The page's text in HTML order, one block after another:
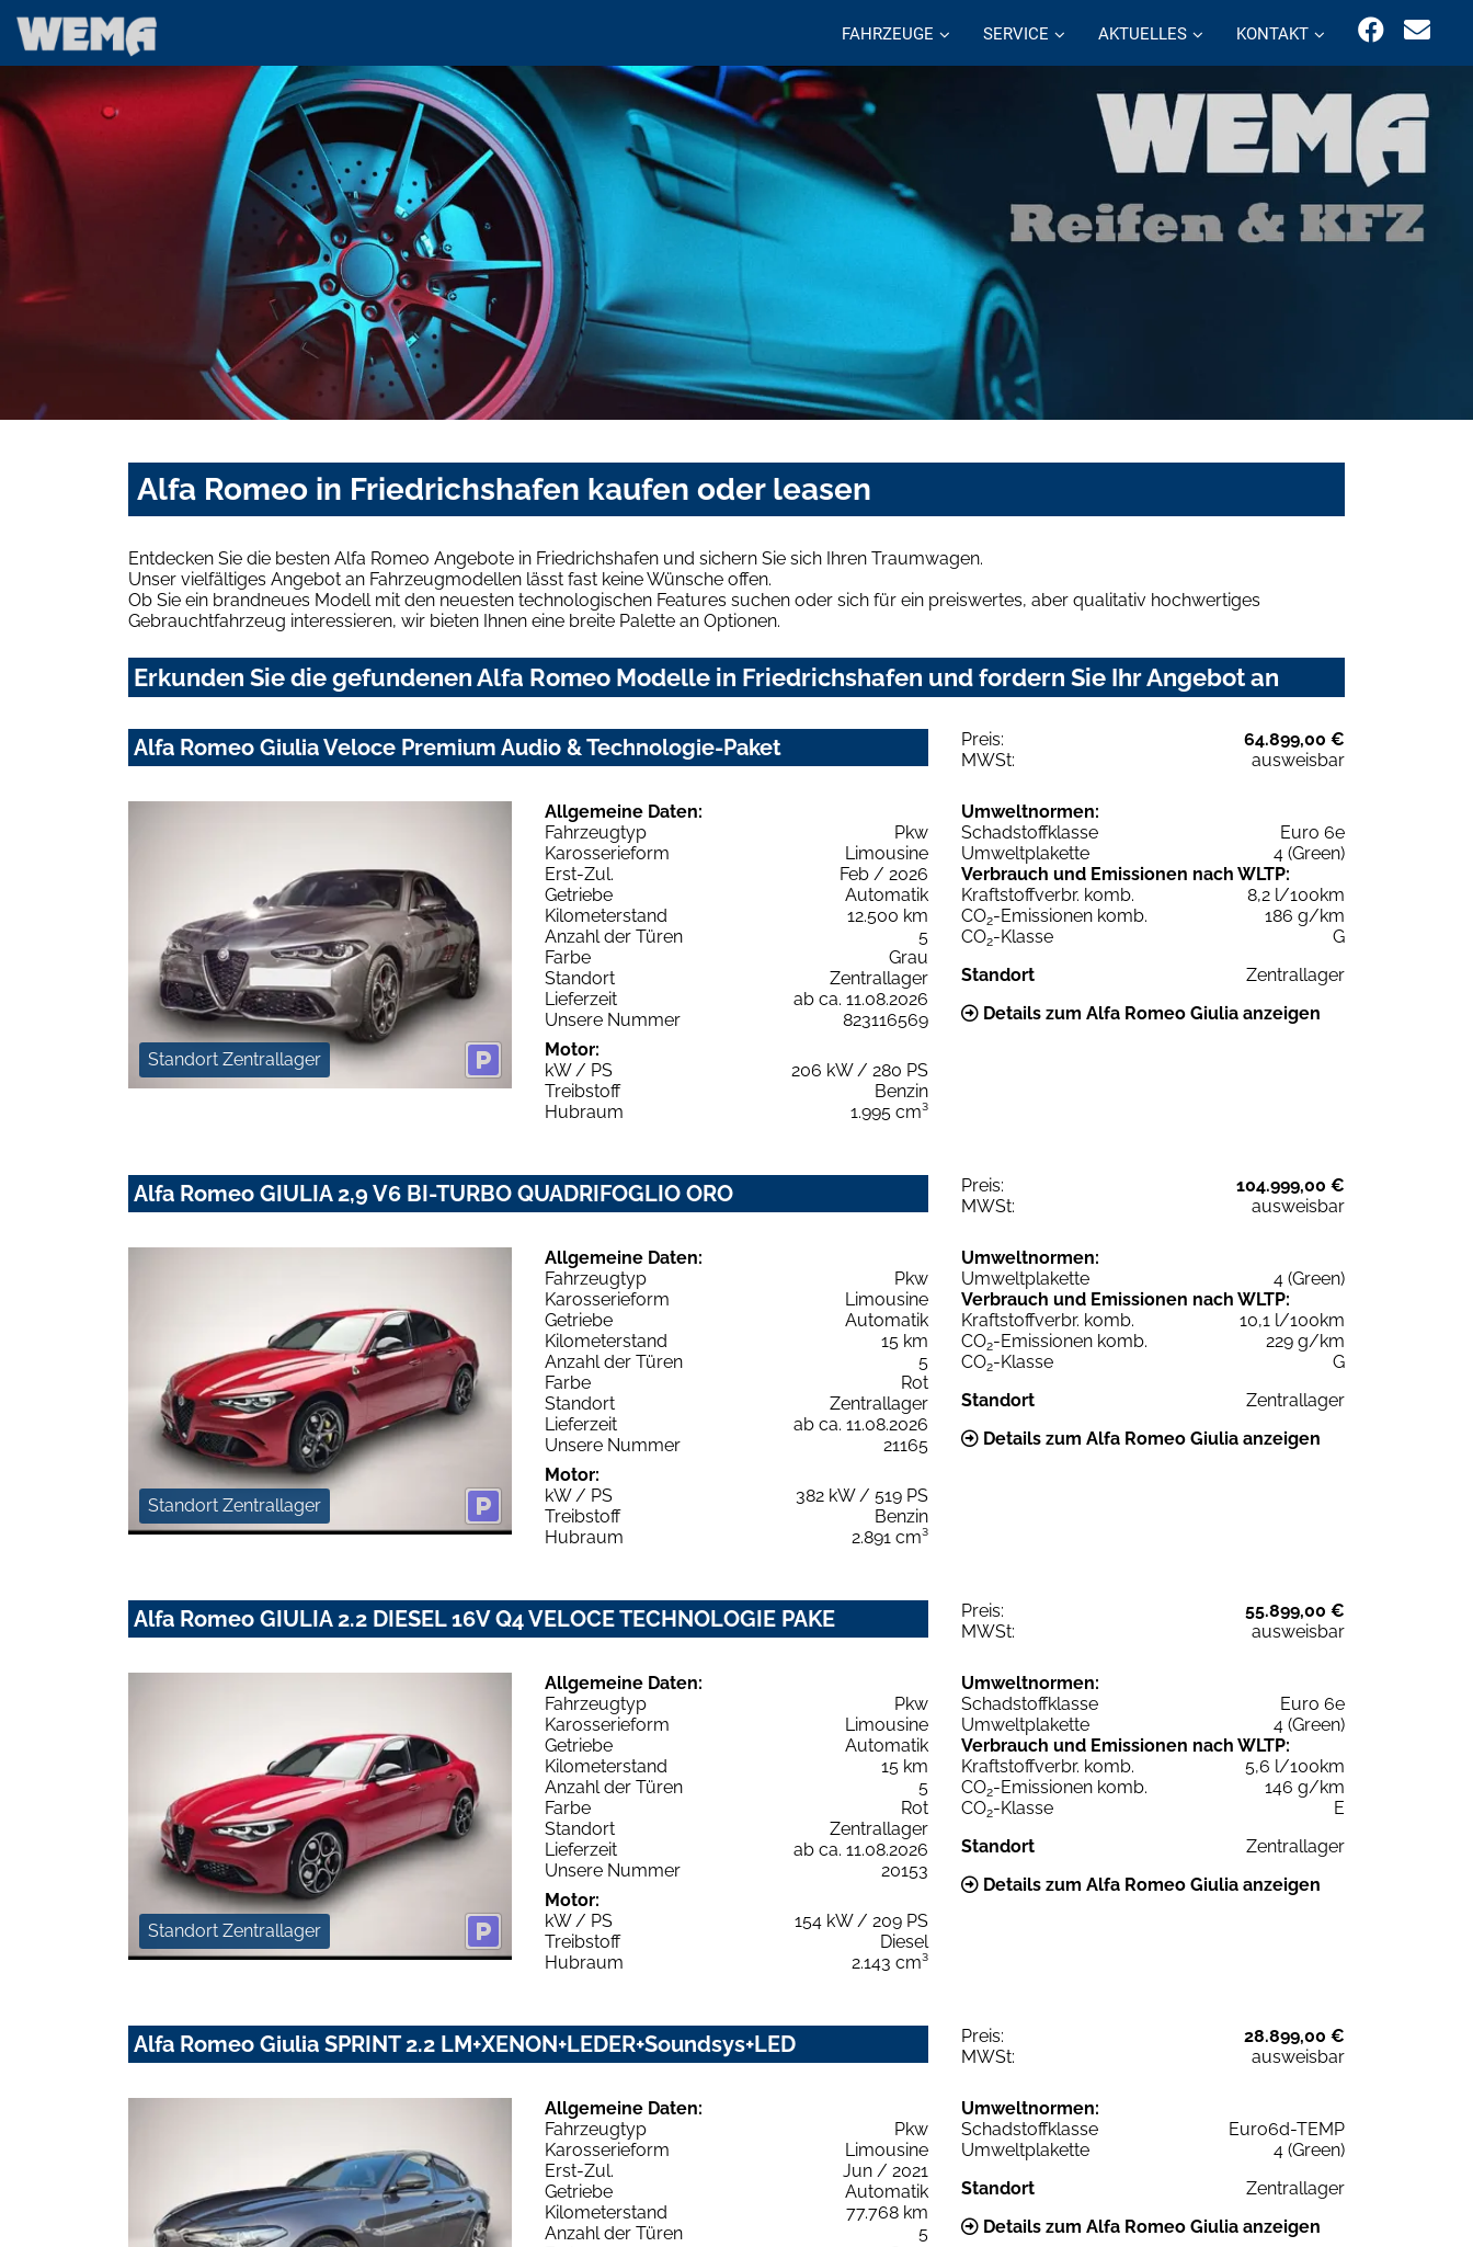
FAHRZEUGE SERVICE AKTUELLES KONTAKT
Alfa Romeo in Friedrichshafen kaufen oder leasen
Entdecken Sie die besten Alfa Romeo Angebote in Friedrichshafen und sichern Sie sich Ihren Traumwagen.
Unser vielfältiges Angebot an Fahrzeugmodellen lässt fast keine Wünsche offen.
Ob Sie ein brandneues Modell mit den neuesten technologischen Features suchen oder sich für ein preiswertes, aber qualitativ hochwertiges
Gebrauchtfahrzeug interessieren, wir bieten Ihnen eine breite Palette an Optionen.
Erkunden Sie die gefundenen Alfa Romeo Modelle in Friedrichshafen und fordern Sie Ihr Angebot an
Alfa Romeo Giulia Veloce Premium Audio & Technologie-Paket Preis:
64.899,00 €
MWSt:
ausweisbar
Standort Zentrallager
Allgemeine Daten:
Fahrzeugtyp
Pkw
Karosserieform
Limousine
Erst-Zul.
Feb / 2026
Getriebe
Automatik
Kilometerstand
12.500 km
Anzahl der Türen
5
Farbe
Grau
Standort
Zentrallager
Lieferzeit
ab ca. 11.08.2026
Unsere Nummer
823116569
Motor:
kW / PS
206 kW / 280 PS
Treibstoff
Benzin
Hubraum
1.995 cm³
Umweltnormen:
Schadstoffklasse
Euro 6e
Umweltplakette
4 (Green)
Verbrauch und Emissionen nach WLTP:
Kraftstoffverbr. komb.
8,2 l/100km
CO2-Emissionen komb.
186 g/km
CO2-Klasse
G
Standort
Zentrallager
Details zum Alfa Romeo Giulia anzeigen
Alfa Romeo GIULIA 2,9 V6 BI-TURBO QUADRIFOGLIO ORO Preis:
104.999,00 €
MWSt:
ausweisbar
Standort Zentrallager
Allgemeine Daten:
Fahrzeugtyp
Pkw
Karosserieform
Limousine
Getriebe
Automatik
Kilometerstand
15 km
Anzahl der Türen
5
Farbe
Rot
Standort
Zentrallager
Lieferzeit
ab ca. 11.08.2026
Unsere Nummer
21165
Motor:
kW / PS
382 kW / 519 PS
Treibstoff
Benzin
Hubraum
2.891 cm³
Umweltnormen:
Umweltplakette
4 (Green)
Verbrauch und Emissionen nach WLTP:
Kraftstoffverbr. komb.
10,1 l/100km
CO2-Emissionen komb.
229 g/km
CO2-Klasse
G
Standort
Zentrallager
Details zum Alfa Romeo Giulia anzeigen
Alfa Romeo GIULIA 2.2 DIESEL 16V Q4 VELOCE TECHNOLOGIE PAKE Preis:
55.899,00 €
MWSt:
ausweisbar
Standort Zentrallager
Allgemeine Daten:
Fahrzeugtyp
Pkw
Karosserieform
Limousine
Getriebe
Automatik
Kilometerstand
15 km
Anzahl der Türen
5
Farbe
Rot
Standort
Zentrallager
Lieferzeit
ab ca. 11.08.2026
Unsere Nummer
20153
Motor:
kW / PS
154 kW / 209 PS
Treibstoff
Diesel
Hubraum
2.143 cm³
Umweltnormen:
Schadstoffklasse
Euro 6e
Umweltplakette
4 (Green)
Verbrauch und Emissionen nach WLTP:
Kraftstoffverbr. komb.
5,6 l/100km
CO2-Emissionen komb.
146 g/km
CO2-Klasse
E
Standort
Zentrallager
Details zum Alfa Romeo Giulia anzeigen
Alfa Romeo Giulia SPRINT 2.2 LM+XENON+LEDER+Soundsys+LED Preis:
28.899,00 €
MWSt:
ausweisbar
Allgemeine Daten:
Fahrzeugtyp
Pkw
Karosserieform
Limousine
Erst-Zul.
Jun / 2021
Getriebe
Automatik
Kilometerstand
77.768 km
Anzahl der Türen
5
Umweltnormen:
Schadstoffklasse
Euro6d-TEMP
Umweltplakette
4 (Green)
Standort
Zentrallager
Details zum Alfa Romeo Giulia anzeigen